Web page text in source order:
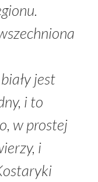
jest
i to
w prostej
i